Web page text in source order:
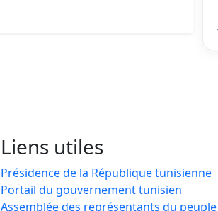
Liens utiles
Présidence de la République tunisienne
Portail du gouvernement tunisien
Assemblée des représentants du peuple